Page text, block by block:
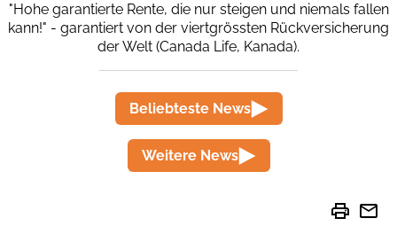
"Hohe garantierte Rente, die nur steigen und niemals fallen
kann!" - garantiert von der viertgrössten Rückversicherung
der Welt (Canada Life, Kanada).
Beliebteste News
Weitere News
print mail